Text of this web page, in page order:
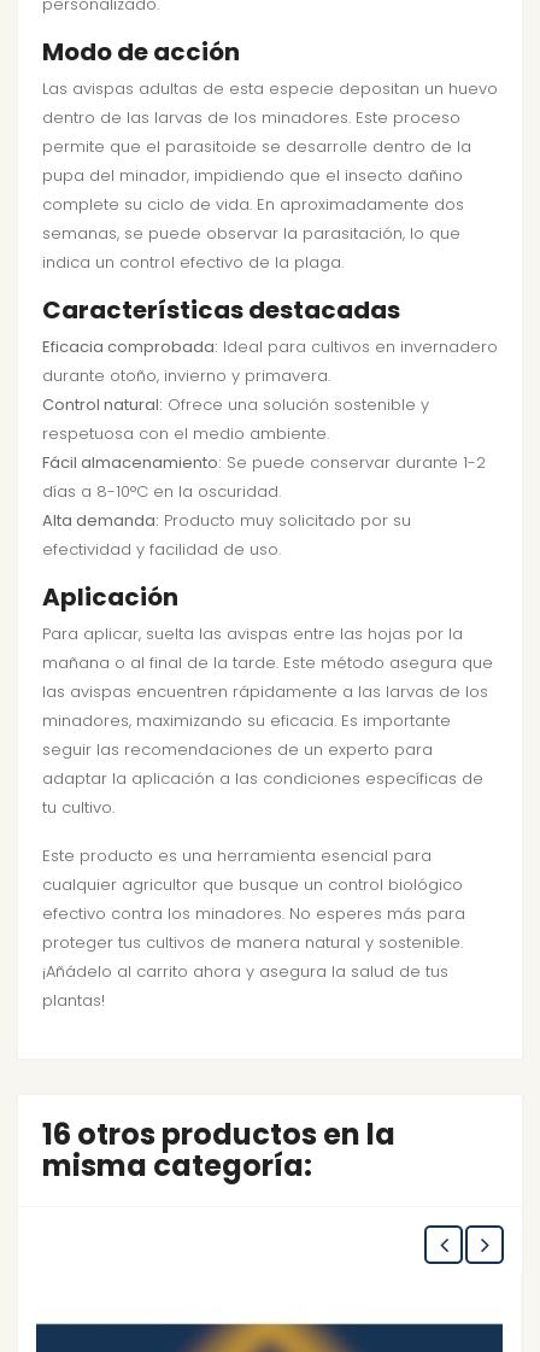
personalizado.
Modo de acción
Las avispas adultas de esta especie depositan un huevo
dentro de las larvas de los minadores. Este proceso
permite que el parasitoide se desarrolle dentro de la
pupa del minador, impidiendo que el insecto dañino
complete su ciclo de vida. En aproximadamente dos
semanas, se puede observar la parasitación, lo que
indica un control efectivo de la plaga.
Características destacadas
Eficacia comprobada: Ideal para cultivos en invernadero
durante otoño, invierno y primavera.
Control natural: Ofrece una solución sostenible y
respetuosa con el medio ambiente.
Fácil almacenamiento: Se puede conservar durante 1-2
días a 8-10°C en la oscuridad.
Alta demanda: Producto muy solicitado por su
efectividad y facilidad de uso.
Aplicación
Para aplicar, suelta las avispas entre las hojas por la
mañana o al final de la tarde. Este método asegura que
las avispas encuentren rápidamente a las larvas de los
minadores, maximizando su eficacia. Es importante
seguir las recomendaciones de un experto para
adaptar la aplicación a las condiciones específicas de
tu cultivo.
Este producto es una herramienta esencial para
cualquier agricultor que busque un control biológico
efectivo contra los minadores. No esperes más para
proteger tus cultivos de manera natural y sostenible.
¡Añádelo al carrito ahora y asegura la salud de tus
plantas!
16 otros productos en la
misma categoría: